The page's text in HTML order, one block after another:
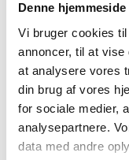
Denne
Vi bruger cookies
annoncer, til at
at analysere vores
din brug af vores
for sociale medier,
analysepartnere.
data med andre